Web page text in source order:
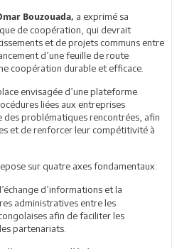
Bouzouada, a exprimé sa
de coopération, qui devrait
et de projets communs entre
d’une feuille de route
coopération durable et efficace.
envisagée d’une plateforme
liées aux entreprises
des problématiques rencontrées, afin
et de renforcer leur compétitivité à
sur quatre axes fondamentaux:
d’informations et la
administratives entre les
afin de faciliter les
partenariats.